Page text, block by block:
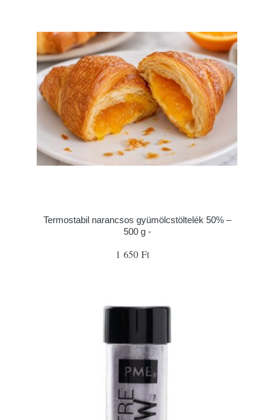
Termostabil narancsos gyümölcstöltelék 50% –
500 g -
1 650 Ft